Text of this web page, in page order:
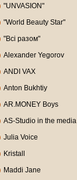
"UNVASION"
"World Beauty Star"
"Всі разом"
Alexander Yegorov
ANDI VAX
Anton Bukhtiy
AR.MONEY Boys
AS-Studio in the media
Julia Voice
Kristall
Maddi Jane